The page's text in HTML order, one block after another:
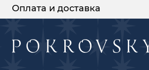
Оплата и доставка
-30%
момента оплаты